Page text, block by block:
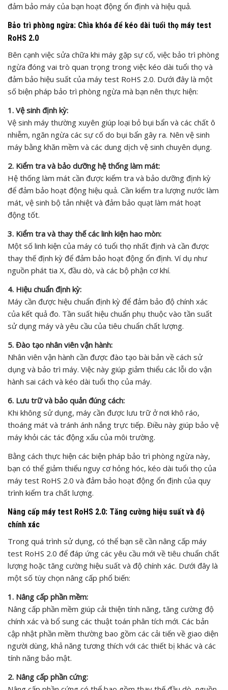
đảm bảo máy của bạn hoạt động ổn định và hiệu quả.
Bảo trì phòng ngừa: Chìa khóa để kéo dài tuổi thọ máy test
RoHS 2.0
Bên cạnh việc sửa chữa khi máy gặp sự cố, việc bảo trì phòng
ngừa đóng vai trò quan trọng trong việc kéo dài tuổi thọ và
đảm bảo hiệu suất của máy test RoHS 2.0. Dưới đây là một
số biện pháp bảo trì phòng ngừa mà bạn nên thực hiện:
1. Vệ sinh định kỳ:
Vệ sinh máy thường xuyên giúp loại bỏ bụi bẩn và các chất ô
nhiễm, ngăn ngừa các sự cố do bụi bẩn gây ra. Nên vệ sinh
máy bằng khăn mềm và các dung dịch vệ sinh chuyên dụng.
2. Kiểm tra và bảo dưỡng hệ thống làm mát:
Hệ thống làm mát cần được kiểm tra và bảo dưỡng định kỳ
để đảm bảo hoạt động hiệu quả. Cần kiểm tra lượng nước làm
mát, vệ sinh bộ tản nhiệt và đảm bảo quạt làm mát hoạt
động tốt.
3. Kiểm tra và thay thế các linh kiện hao mòn:
Một số linh kiện của máy có tuổi thọ nhất định và cần được
thay thế định kỳ để đảm bảo hoạt động ổn định. Ví dụ như
nguồn phát tia X, đầu dò, và các bộ phận cơ khí.
4. Hiệu chuẩn định kỳ:
Máy cần được hiệu chuẩn định kỳ để đảm bảo độ chính xác
của kết quả đo. Tần suất hiệu chuẩn phụ thuộc vào tần suất
sử dụng máy và yêu cầu của tiêu chuẩn chất lượng.
5. Đào tạo nhân viên vận hành:
Nhân viên vận hành cần được đào tạo bài bản về cách sử
dụng và bảo trì máy. Việc này giúp giảm thiểu các lỗi do vận
hành sai cách và kéo dài tuổi thọ của máy.
6. Lưu trữ và bảo quản đúng cách:
Khi không sử dụng, máy cần được lưu trữ ở nơi khô ráo,
thoáng mát và tránh ánh nắng trực tiếp. Điều này giúp bảo vệ
máy khỏi các tác động xấu của môi trường.
Bằng cách thực hiện các biện pháp bảo trì phòng ngừa này,
bạn có thể giảm thiểu nguy cơ hỏng hóc, kéo dài tuổi thọ của
máy test RoHS 2.0 và đảm bảo hoạt động ổn định của quy
trình kiểm tra chất lượng.
Nâng cấp máy test RoHS 2.0: Tăng cường hiệu suất và độ
chính xác
Trong quá trình sử dụng, có thể bạn sẽ cần nâng cấp máy
test RoHS 2.0 để đáp ứng các yêu cầu mới về tiêu chuẩn chất
lượng hoặc tăng cường hiệu suất và độ chính xác. Dưới đây là
một số tùy chọn nâng cấp phổ biến:
1. Nâng cấp phần mềm:
Nâng cấp phần mềm giúp cải thiện tính năng, tăng cường độ
chính xác và bổ sung các thuật toán phân tích mới. Các bản
cập nhật phần mềm thường bao gồm các cải tiến về giao diện
người dùng, khả năng tương thích với các thiết bị khác và các
tính năng bảo mật.
2. Nâng cấp phần cứng: